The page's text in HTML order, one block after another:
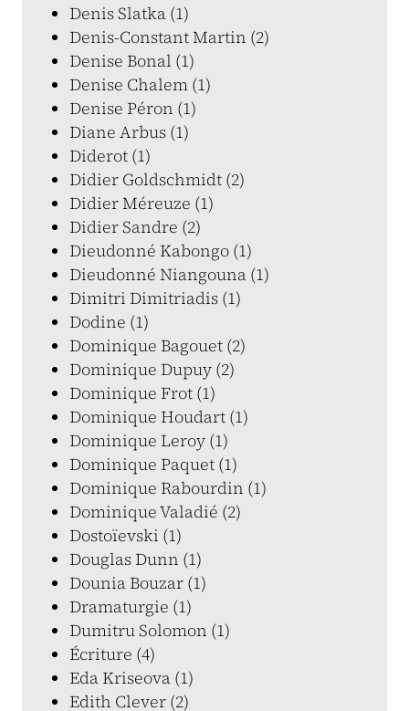
Denis Slatka (1)
Denis-Constant Martin (2)
Denise Bonal (1)
Denise Chalem (1)
Denise Péron (1)
Diane Arbus (1)
Diderot (1)
Didier Goldschmidt (2)
Didier Méreuze (1)
Didier Sandre (2)
Dieudonné Kabongo (1)
Dieudonné Niangouna (1)
Dimitri Dimitriadis (1)
Dodine (1)
Dominique Bagouet (2)
Dominique Dupuy (2)
Dominique Frot (1)
Dominique Houdart (1)
Dominique Leroy (1)
Dominique Paquet (1)
Dominique Rabourdin (1)
Dominique Valadié (2)
Dostoïevski (1)
Douglas Dunn (1)
Dounia Bouzar (1)
Dramaturgie (1)
Dumitru Solomon (1)
Écriture (4)
Eda Kriseova (1)
Edith Clever (2)